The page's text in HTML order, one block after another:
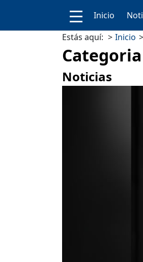
Inicio
Estás aquí:
Inicio
Noticias